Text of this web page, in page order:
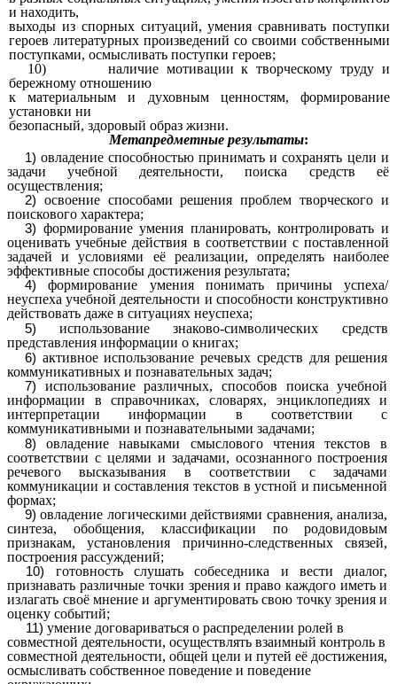
и находить,
выходы из спорных ситуаций, умения сравнивать поступки
героев литературных произведений со своими собственными
поступками, осмысливать поступки героев;
10) наличие мотивации к творческому труду и
бережному отношению
к материальным и духовным ценностям, формирование
установки ни
безопасный, здоровый образ жизни.
Метапредметные результаты:
овладение способностью принимать и сохранять цели и
задачи учебной деятельности, поиска средств её
осуществления;
освоение способами решения проблем творческого и
поискового характера;
формирование умения планировать, контролировать и
оценивать учебные действия в соответствии с поставленной
задачей и условиями её реализации, определять наиболее
эффективные способы достижения результата;
формирование умения понимать причины успеха/
неуспеха учебной деятельности и способности конструктивно
действовать даже в ситуациях неуспеха;
использование знаково-символических средств
представления информации о книгах;
активное использование речевых средств для решения
коммуникативных и познавательных задач;
использование различных, способов поиска учебной
информации в справочниках, словарях, энциклопедиях и
интерпретации информации в соответствии с
коммуникативными и познавательными задачами;
овладение навыками смыслового чтения текстов в
соответствии с целями и задачами, осознанного построения
речевого высказывания в соответствии с задачами
коммуникации и составления текстов в устной и письменной
формах;
овладение логическими действиями сравнения, анализа,
синтеза, обобщения, классификации по родовидовым
признакам, установления причинно-следственных связей,
построения рассуждений;
готовность слушать собеседника и вести диалог,
признавать различные точки зрения и право каждого иметь и
излагать своё мнение и аргументировать свою точку зрения и
оценку событий;
умение договариваться о распределении ролей в
совместной деятельности, осуществлять взаимный контроль в
совместной деятельности, общей цели и путей её достижения,
осмысливать собственное поведение и поведение